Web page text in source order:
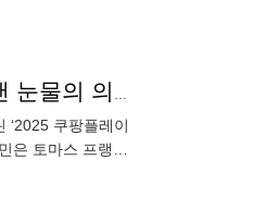
[cps.interview] “내가 어떤 복을 받았길래…안 울 줄 알았다” 손흥민이 쏟아낸 눈물의 의미
쿠팡플레이
은 토마스 프랭크